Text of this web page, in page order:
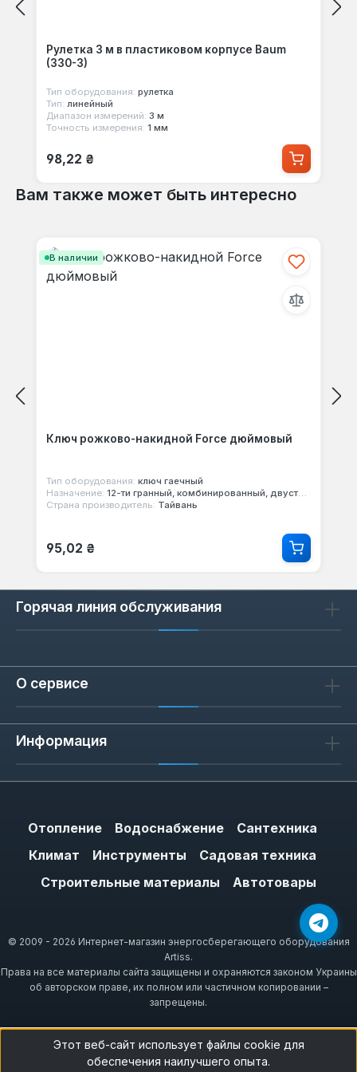
Рулетка 3 м в пластиковом корпусе Baum
(330-3)
Тип оборудования: рулетка
Тип: линейный
Диапазон измерений: 3 м
Точность измерения: 1 мм
Обычная цена:
98,22 ₴
Вам также может быть интересно
В наличии
Ключ рожково-накидной Force дюймовый
Тип оборудования: ключ гаечный
Назначение: 12-ти гранный, комбинированный, двусторонний
Страна производитель: Тайвань
Обычная цена:
95,02 ₴
Горячая линия обслуживания
О сервисе
Информация
Отопление Водоснабжение
Сантехника
Климат
Инструменты
Садовая техника
Строительные материалы
Автотовары
© 2009 - 2026 Интернет-магазин энергосберегающего оборудования
Artiss.
Права на все материалы сайта защищены и охраняются законом Украины
об авторском праве, их полном или частичном копировании –
запрещены.
Этот веб-сайт использует файлы cookie для
обеспечения наилучшего опыта.